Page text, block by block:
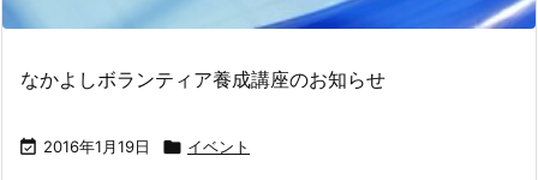
なかよしボランティア養成講座のお知らせ
 2016年1月19日  イベント